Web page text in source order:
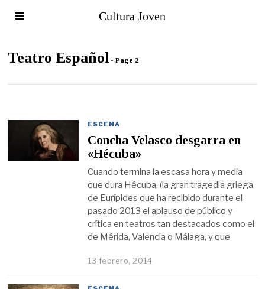
Cultura Joven
Teatro Español - Page 2
ESCENA
Concha Velasco desgarra en
«Hécuba»
Cuando termina la escasa hora y media
que dura Hécuba, (la gran tragedia griega
de Eurípides que ha recibido durante el
pasado 2013 el aplauso de público y
crítica en teatros tan destacados como el
de Mérida, Valencia o Málaga, y que
13 febrero, 2014